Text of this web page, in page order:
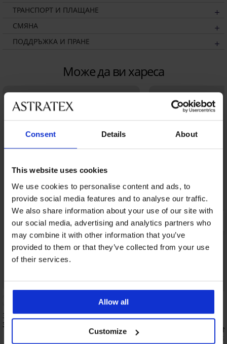
Consent Details About
This website uses cookies
We use cookies to personalise content and ads, to
provide social media features and to analyse our traffic.
We also share information about your use of our site with
our social media, advertising and analytics partners who
may combine it with other information that you’ve
provided to them or that they’ve collected from your use
of their services.
Allow all
Customize
ТРАНСПОРТ И ПЛАЩАНЕ
СМЯНА
ПОДДРЪЖКА И ПРАНЕ
Може да ви хареса
3 PACK боксерки в кен
34,99 €
Отстъпка -20%
Бамбукови боксерки
18,99 €